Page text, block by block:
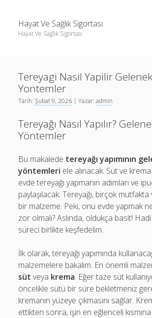
Hayat Ve Sağlık Sigortası
Hayat Ve Sağlık Sigortası
Tereyagi Nasil Yapilir
Yontemler
Tarih:Şubat 9, 2026 | Yazar:admin
Tereyağı Nasıl Yapılır?
Yöntemler
Bu makalede tereyağı yapımının
yöntemleri ele alınacak. Süt ve
evde tereyağı yapmanın adımları ve
paylaşılacak. Tereyağı, birçok
bir malzeme. Peki, onu evde yapmak
zor olmalı? Aslında, oldukça basit!
süreci birlikte keşfedelim.
İlk olarak, tereyağı yapımında
malzemelere bakalım. En önemli
süt veya krema. Eğer taze süt
öncelikle sütü bir süre bekletmeniz
kremanın yüzeye çıkmasını sağlar.
ettikten sonra, işin en eğlenceli